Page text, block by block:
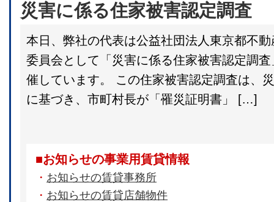
災害に係る住家被害認定調査
本日、弊社の代表は公益社団法人東京都不
委員会として「災害に係る住家被害認定調
催しています。 この住家被害認定調査は、
に基づき、市町村長が「罹災証明書」 […]
■お知らせの事業用賃貸情報
・ お知らせの賃貸事務所
・ お知らせの賃貸店舗物件